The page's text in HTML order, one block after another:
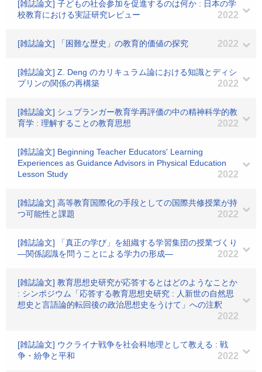
[雑誌論文] 子どもの社会参加を促進するのは何か : 日本の学
校教育における実証研究レビュー
2022
[雑誌論文] 「困難な歴史」の教育的価値の探究 2022
[雑誌論文] Z. Deng のカリキュラム論における知識とディシ
プリンの関係の再構築
2022
[雑誌論文] シュプランガー教育学再評価の中の精神科学的教
育学 : 理解することの教育思想
2022
[雑誌論文] Beginning Teacher Educators' Learning
Experiences as Guidance Advisors in Physical Education
Lesson Study
2022
[雑誌論文] 高等教育国際化の手段としての国際共修授業が持
つ可能性と課題
2022
[雑誌論文] 「真正の学び」を組織する学習集団の授業づくり
―関係認識を問うことによる学力の形成―
2022
[雑誌論文] 教育思想史研究が応答するとはどのようなことか
: シンポジウム「応答する教育思想史研究 : 人新世の自然思
想史と言語論的転回後の政治思想史をうけて」への注釈
2022
[雑誌論文] ウクライナ戦争を社会科地理として教える : 戦
争・紛争と平和
2022